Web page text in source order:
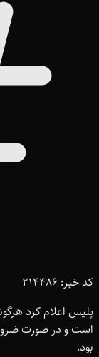
کد خبر: 214486
است و در صورت
بود.